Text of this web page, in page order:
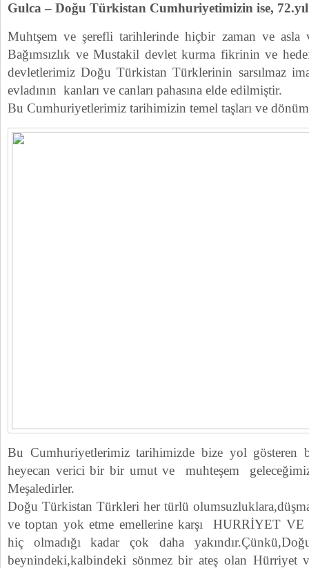
Gulca – Doğu Türkistan Cumhuriyetimizin ise,
Muhtşem ve şerefli tarihlerinde hiçbir zaman ve asla
Bağımsızlık ve Mustakil devlet kurma fikrinin ve
devletlerimiz Doğu Türkistan Türklerinin sarsılmaz
evladının kanları ve canları pahasına elde edilmiştir.
Bu Cumhuriyetlerimiz tarihimizin temel taşları ve dönüm
Bu Cumhuriyetlerimiz tarihimizde bize yol gösteren
heyecan verici bir bir umut ve muhteşem
Meşaledirler.
Doğu Türkistan Türkleri her türlü
ve toptan yok etme emellerine karşı HURRİYET VE
hiç olmadığı kadar çok daha
beynindeki,kalbindeki sönmez bir ateş olan Hürriyet